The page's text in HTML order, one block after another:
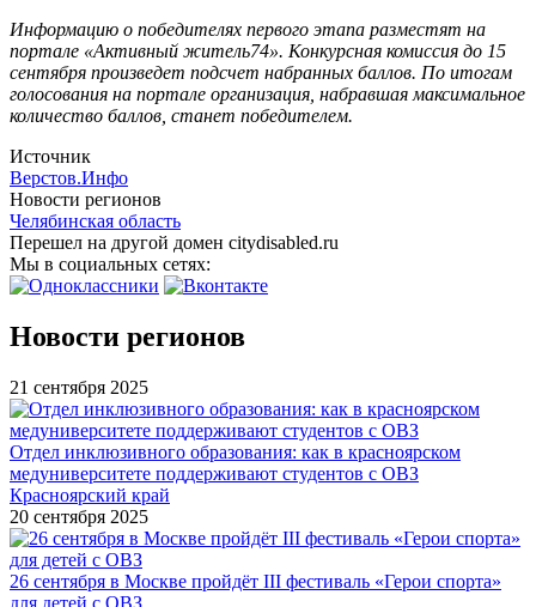
Информацию о победителях первого этапа разместят на
портале «Активный житель74». Конкурсная комиссия до 15
сентября произведет подсчет набранных баллов. По итогам
голосования на портале организация, набравшая максимальное
количество баллов, станет победителем.
Источник
Верстов.Инфо
Новости регионов
Челябинская область
Перешел на другой домен citydisabled.ru
Мы в социальных сетях:
Новости регионов
21 сентября 2025
Отдел инклюзивного образования: как в красноярском
медуниверситете поддерживают студентов с ОВЗ
Красноярский край
20 сентября 2025
26 сентября в Москве пройдёт III фестиваль «Герои спорта»
для детей с ОВЗ